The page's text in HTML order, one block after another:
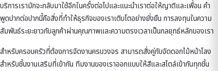
บริการเรามักจะกลับมาใช้อีกในครั้งต่อไปและแนะนำเราต่อให้ญาติและเพื่อน คำ
พูดปากต่อปากนี้คือสิ่งที่ทำให้ธุรกิจของเราเติบโตอย่างยั่งยืน การลงทุนในความ
สัมพันธ์ระยะยาวกับลูกค้าผ่านคุณภาพและความตรงเวลาเป็นกลยุทธ์หลักของเรา
สำหรับครอบครัวที่ต้องการจัดงานครบวงจร สามารถสั่งคู่กับจัดดอกไม้หน้าโลง
สำหรับชิ้นงานเสริมที่เข้ากัน ทีมงานของเราออกแบบให้สีและสไตล์เข้ากันทุกชิ้น